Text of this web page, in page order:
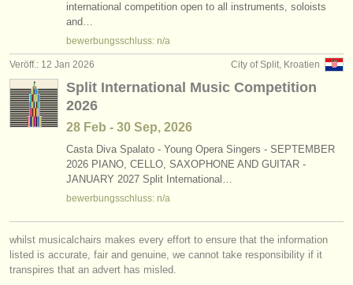
kontakt
rss feeds
nachrichten in der klassischen musik
verlage:
anzeige veröffentlichen
find out about ourATS
faq
einloggen
international competition open to all instruments, soloists
and…
bewerbungsschluss: n/a
City of Split, Kroatien
Veröff.: 12 Jan 2026
Split International Music Competition
2026
28 Feb - 30 Sep, 2026
Casta Diva Spalato - Young Opera Singers - SEPTEMBER
2026 PIANO, CELLO, SAXOPHONE AND GUITAR -
JANUARY 2027 Split International…
bewerbungsschluss: n/a
whilst musicalchairs makes every effort to ensure that the information
listed is accurate, fair and genuine, we cannot take responsibility if it
transpires that an advert has misled.